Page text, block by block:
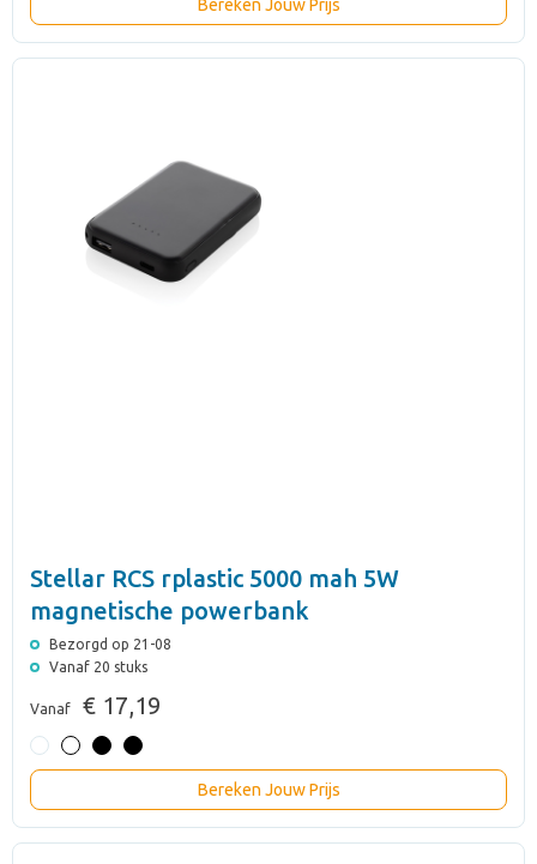
Bereken Jouw Prijs
Stellar RCS rplastic 5000 mah 5W
magnetische powerbank
Bezorgd op 21-08
Vanaf 20 stuks
Vanaf € 17,19
Bereken Jouw Prijs